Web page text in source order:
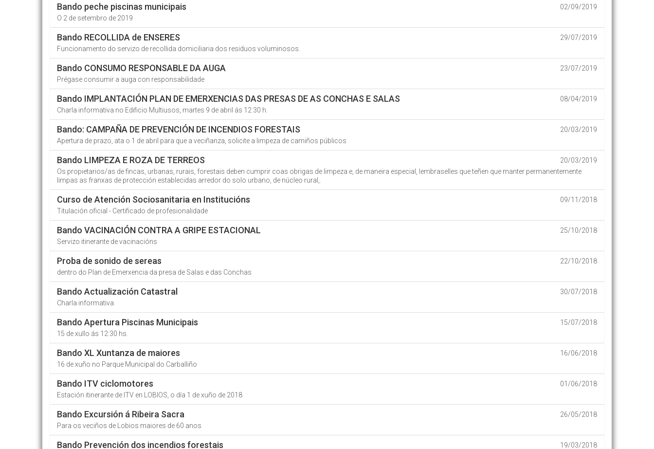
02/09/2019
Bando peche piscinas municipais
O 2 de setembro de 2019
29/07/2019
Bando RECOLLIDA de ENSERES
Funcionamento do servizo de recollida domiciliaria dos residuos voluminosos.
23/07/2019
Bando CONSUMO RESPONSABLE DA AUGA
Prégase consumir a auga con responsabilidade
08/04/2019
Bando IMPLANTACIÓN PLAN DE EMERXENCIAS DAS PRESAS DE AS CONCHAS E SALAS
Charla informativa no Edificio Multiusos, martes 9 de abril ás 12:30 h.
20/03/2019
Bando: CAMPAÑA DE PREVENCIÓN DE INCENDIOS FORESTAIS
Apertura de prazo, ata o 1 de abril para que a veciñanza, solicite a limpeza de camiños públicos
20/03/2019
Bando LIMPEZA E ROZA DE TERREOS
Os propietarios/as de fincas, urbanas, rurais, forestais deben cumprir coas obrigas de limpeza e, de maneira especial, lembraselles que teñen que manter permanentemente
limpas as franxas de protección establecidas arredor do solo urbano, de núcleo rural,.
09/11/2018
Curso de Atención Sociosanitaria en Institucións
Titulación oficial - Certificado de profesionalidade
25/10/2018
Bando VACINACIÓN CONTRA A GRIPE ESTACIONAL
Servizo itinerante de vacinacións
22/10/2018
Proba de sonido de sereas
dentro do Plan de Emerxencia da presa de Salas e das Conchas
30/07/2018
Bando Actualización Catastral
Charla informativa
15/07/2018
Bando Apertura Piscinas Municipais
15 de xullo ás 12:30 hs.
16/06/2018
Bando XL Xuntanza de maiores
16 de xuño no Parque Municipal do Carballiño
01/06/2018
Bando ITV ciclomotores
Estación itinerante de ITV en LOBIOS, o día 1 de xuño de 2018
26/05/2018
Bando Excursión á Ribeira Sacra
Para os veciños de Lobios maiores de 60 anos
19/03/2018
Bando Prevención dos incendios forestais